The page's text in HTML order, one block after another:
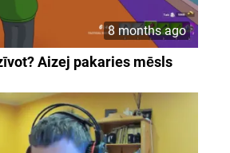
8 months ago
Aizej pakaries mēsls